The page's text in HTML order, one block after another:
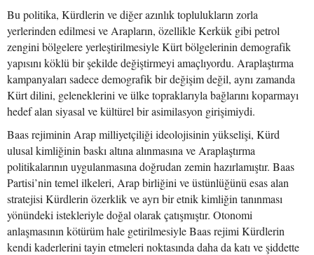
Bu politika, Kürdlerin ve diğer azınlık toplulukların zorla
yerlerinden edilmesi ve Arapların, özellikle Kerkük gibi petrol
zengini bölgelere yerleştirilmesiyle Kürt bölgelerinin demografik
yapısını köklü bir şekilde değiştirmeyi amaçlıyordu. Araplaştırma
kampanyaları sadece demografik bir değişim değil, aynı zamanda
Kürt dilini, geleneklerini ve ülke topraklarıyla bağlarını koparmayı
hedef alan siyasal ve kültürel bir asimilasyon girişimiydi.
Baas rejiminin Arap milliyetçiliği ideolojisinin yükselişi, Kürd
ulusal kimliğinin baskı altına alınmasına ve Araplaştırma
politikalarının uygulanmasına doğrudan zemin hazırlamıştır. Baas
Partisi’nin temel ilkeleri, Arap birliğini ve üstünlüğünü esas alan
stratejisi Kürdlerin özerklik ve ayrı bir etnik kimliğin tanınması
yönündeki istekleriyle doğal olarak çatışmıştır. Otonomi
anlaşmasının kötürüm hale getirilmesiyle Baas rejimi Kürdlerin
kendi kaderlerini tayin etmeleri noktasında daha da katı ve şiddette